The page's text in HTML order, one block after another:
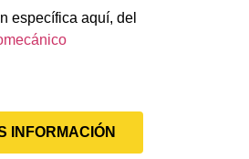
específica aquí, del
INFORMACIÓN